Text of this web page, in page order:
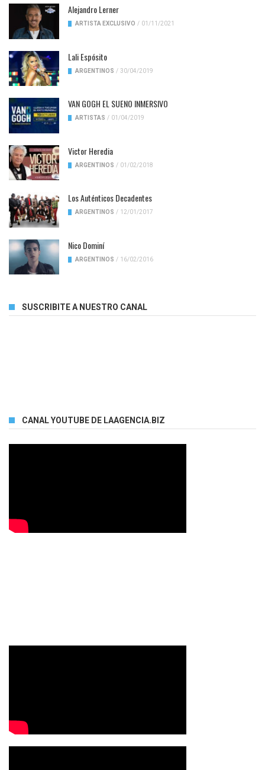
Alejandro Lerner
ARTISTA EXCLUSIVO / 01/11/2021
Lali Espósito
ARGENTINOS / 30/04/2019
VAN GOGH EL SUENO INMERSIVO
ARTISTAS / 01/04/2019
Victor Heredia
ARGENTINOS / 01/02/2018
Los Auténticos Decadentes
ARGENTINOS / 12/01/2017
Nico Dominí
ARGENTINOS / 16/02/2016
SUSCRIBITE A NUESTRO CANAL
CANAL YOUTUBE DE LAAGENCIA.BIZ